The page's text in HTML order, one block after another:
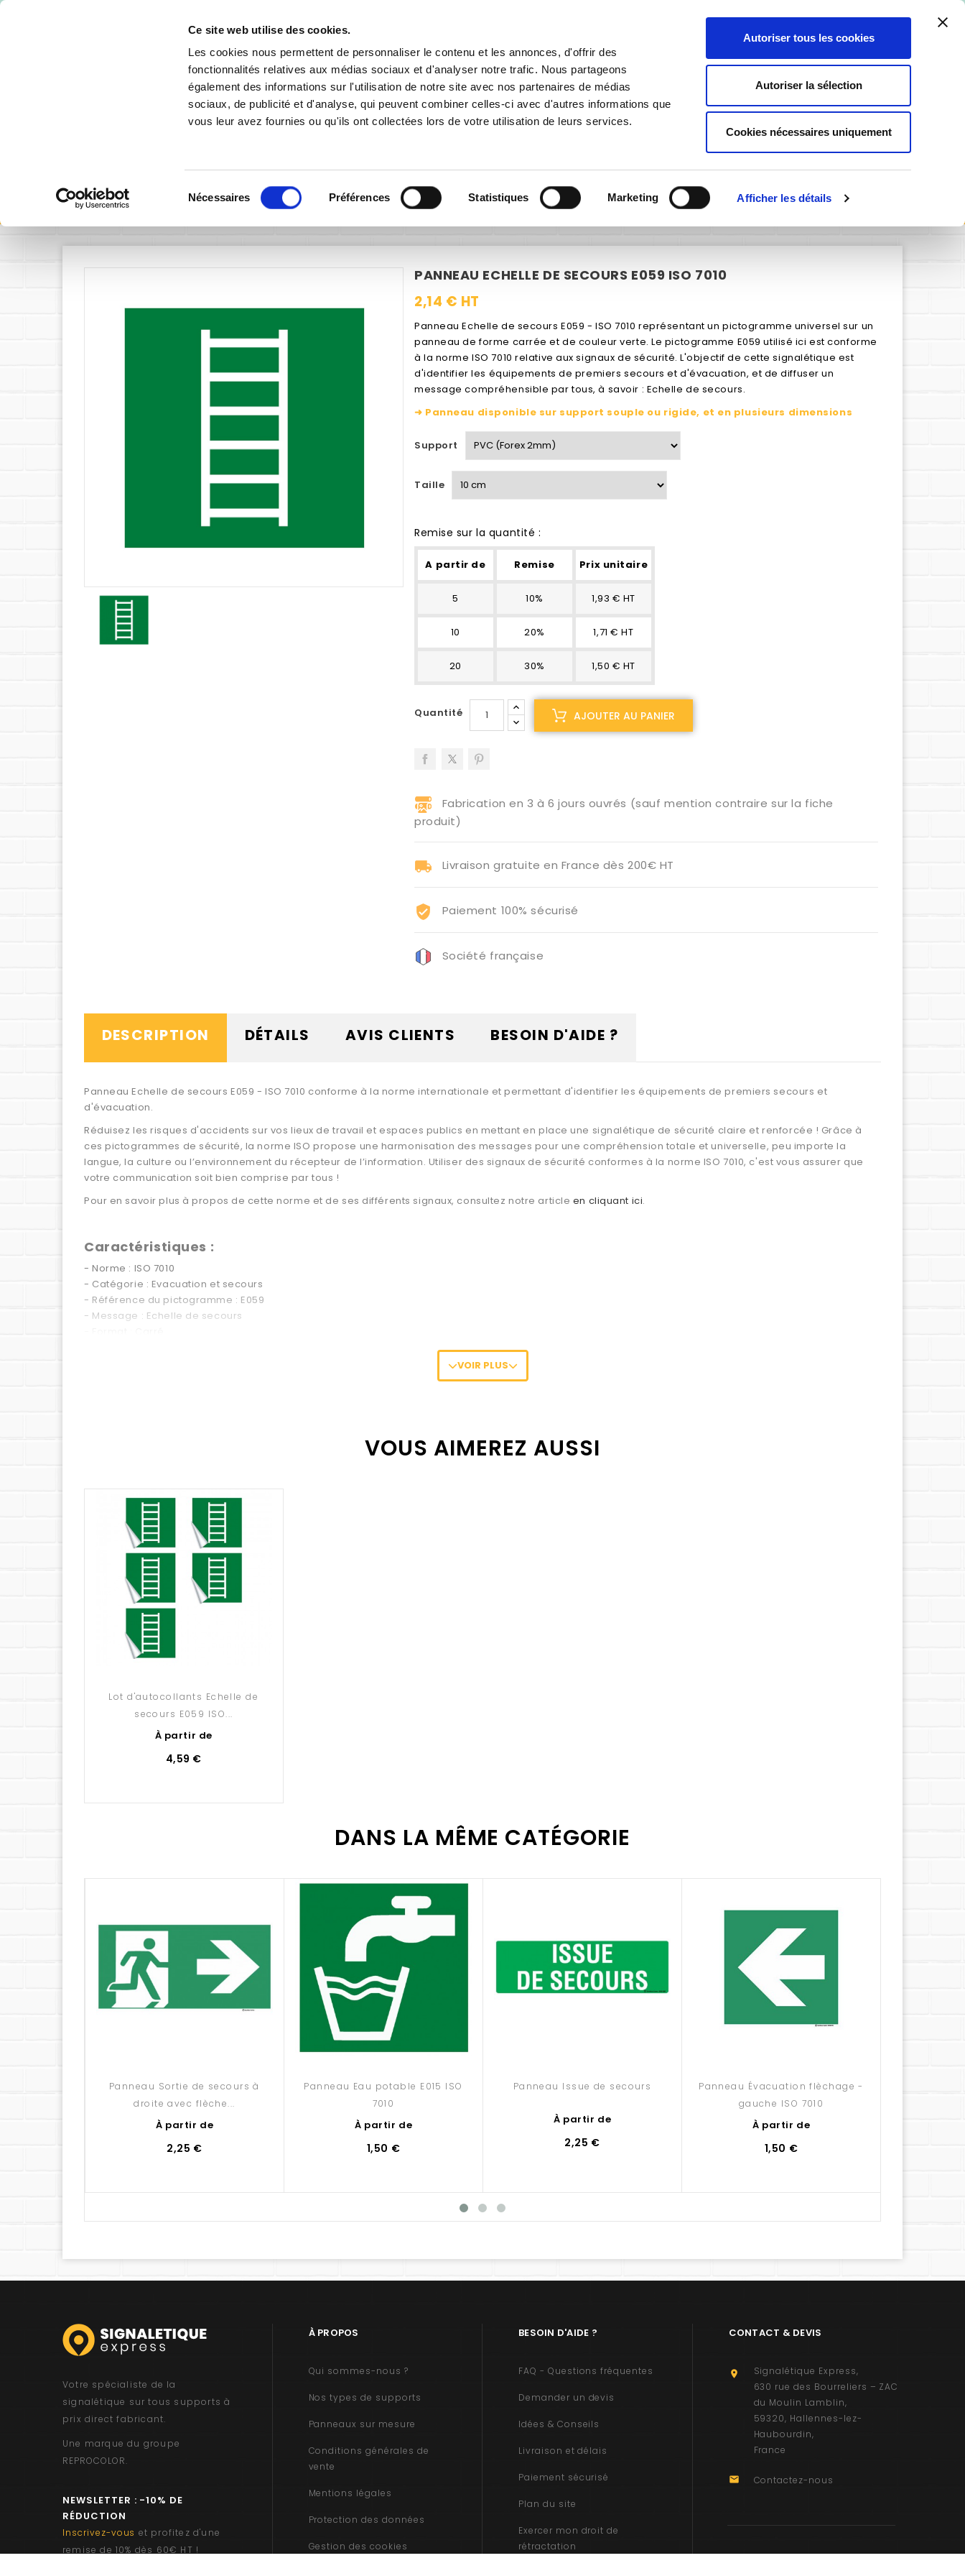
Ce site web utilise des cookies.
Les cookies nous permettent de personnaliser le contenu et les annonces, d'offrir des
fonctionnalités relatives aux médias sociaux et d'analyser notre trafic. Nous partageons
également des informations sur l'utilisation de notre site avec nos partenaires de médias
sociaux, de publicité et d'analyse, qui peuvent combiner celles-ci avec d'autres informations que
vous leur avez fournies ou qu'ils ont collectées lors de votre utilisation de leurs services.
Nécessaires Préférences Statistiques Marketing Afficher les détails
Autoriser tous les cookies
Autoriser la sélection
Cookies nécessaires uniquement
-10% de remise
SIGNALÉTIQUE PERSONNALISABLE
Accueil Signalétique intérieure Sécurité Evacuation - Secours Panneau Echelle de secours E059 ISO 7010
PANNEAU ECHELLE DE SECOURS E059 ISO 7010
2,14 € HT
Panneau Echelle de secours E059 - ISO 7010 représentant un pictogramme universel sur un
panneau de forme carrée et de couleur verte. Le pictogramme E059 utilisé ici est conforme
à la norme ISO 7010 relative aux signaux de sécurité. L'objectif de cette signalétique est
d'identifier les équipements de premiers secours et d'évacuation, et de diffuser un
message compréhensible par tous, à savoir : Echelle de secours.
➜ Panneau disponible sur support souple ou rigide, et en plusieurs dimensions
Support
Taille
Remise sur la quantité :
A partir de Remise Prix unitaire
5 10% 1,93 € HT
10 20% 1,71 € HT
20 30% 1,50 € HT
Quantité AJOUTER AU PANIER
Fabrication en 3 à 6 jours ouvrés (sauf mention contraire sur la fiche
produit)
Livraison gratuite en France dès 200€ HT
Paiement 100% sécurisé
Société française
DESCRIPTION DÉTAILS AVIS CLIENTS BESOIN D'AIDE ?
Panneau Echelle de secours E059 - ISO 7010 conforme à la norme internationale et permettant d'identifier les équipements de premiers secours et
d'évacuation.
Réduisez les risques d'accidents sur vos lieux de travail et espaces publics en mettant en place une signalétique de sécurité claire et renforcée ! Grâce à
ces pictogrammes de sécurité, la norme ISO propose une harmonisation des messages pour une compréhension totale et universelle, peu importe la
langue, la culture ou l’environnement du récepteur de l’information. Utiliser des signaux de sécurité conformes à la norme ISO 7010, c'est vous assurer que
votre communication soit bien comprise par tous !
Pour en savoir plus à propos de cette norme et de ses différents signaux, consultez notre article en cliquant ici.
Caractéristiques :
- Norme : ISO 7010
- Catégorie : Evacuation et secours
- Référence du pictogramme : E059
- Message : Echelle de secours
- Plexi 3 mm (plexiglas transparent)
Quel support choisir ?
Découvrez les caractéristiques détaillées de nos différents supports
VOIR PLUS
VOUS AIMEREZ AUSSI
Lot d'autocollants Echelle de
secours E059 ISO...
À partir de
4,59 €
DANS LA MÊME CATÉGORIE
Panneau Sortie de secours à
droite avec flèche...
À partir de
2,25 €
Panneau Eau potable E015 ISO
7010
À partir de
1,50 €
Panneau Issue de secours
À partir de
2,25 €
Panneau Évacuation flèchage -
gauche ISO 7010
À partir de
1,50 €
Votre spécialiste de la
signalétique sur tous supports à
prix direct fabricant.
Une marque du groupe
REPROCOLOR.
NEWSLETTER : -10% DE
RÉDUCTION
Inscrivez-vous et profitez d'une
remise de 10% dès 60€ HT !
À PROPOS
Qui sommes-nous ?
Nos types de supports
Panneaux sur mesure
Conditions générales de
vente
Mentions légales
Protection des données
Gestion des cookies
BESOIN D'AIDE ?
FAQ - Questions fréquentes
Demander un devis
Idées & Conseils
Livraison et délais
Paiement sécurisé
Plan du site
Exercer mon droit de
rétractation
CONTACT & DEVIS

Signalétique Express
630 rue des Bourreliers – ZAC
du Moulin Lamblin
59320 Hallennes-lez-
Haubourdin
France
 Contactez-nous